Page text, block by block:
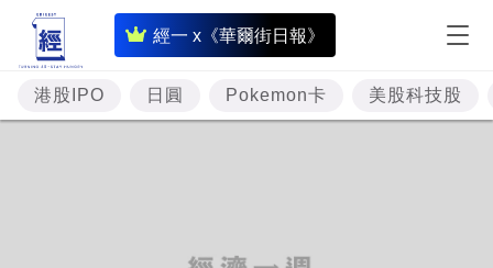
經一 x《華爾街日報》
即
時
財
經
港股IPO 日圓 Pokemon卡 美股科技股